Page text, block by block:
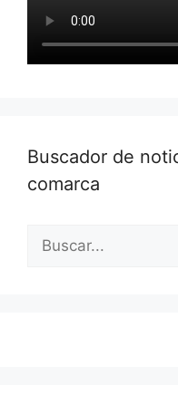
Buscador de
comarca